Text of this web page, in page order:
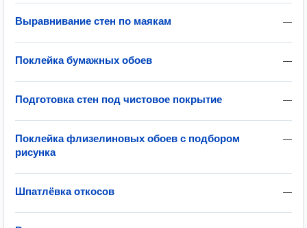
—
Выравнивание стен по маякам
—
Поклейка бумажных обоев
—
Подготовка стен под чистовое покрытие
—
Поклейка флизелиновых обоев с подбором
рисунка
—
Шпатлёвка откосов